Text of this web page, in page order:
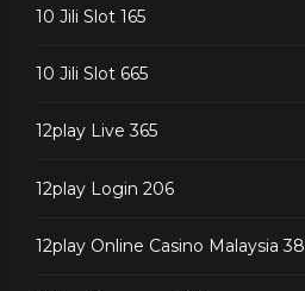
10 Jili Slot 165
10 Jili Slot 665
12play Live 365
12play Login 206
12play Online Casino Malaysia 38